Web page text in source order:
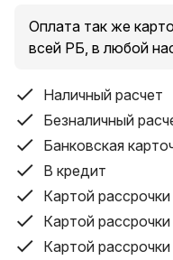
Каркас уголка
16 мм.
Обивка - экокожа
Собирается на любую
Под сиденьями
хранения.
Стол на выбор
хром. ножках)
Гарантия 18 месяцев!
Стоимость всего
Оплата так же
всей РБ, в любой
Наличный расчет
Безналичный
Банковская
В кредит
Картой
Картой
Картой